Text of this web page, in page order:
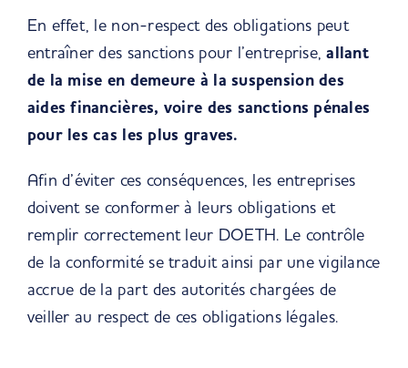
En effet, le non-respect des obligations peut
entraîner des sanctions pour l’entreprise, allant
de la mise en demeure à la suspension des
aides financières, voire des sanctions pénales
pour les cas les plus graves.
Afin d’éviter ces conséquences, les entreprises
doivent se conformer à leurs obligations et
remplir correctement leur DOETH. Le contrôle
de la conformité se traduit ainsi par une vigilance
accrue de la part des autorités chargées de
veiller au respect de ces obligations légales.